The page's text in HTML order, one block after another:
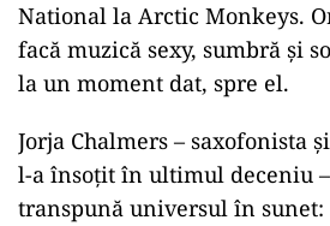
National la Arctic Monkeys.
facă muzică sexy, sumbră și
la un moment dat, spre el.
Jorja Chalmers – saxofonista
l-a însoțit în ultimul deceniu
transpună universul în sunet: